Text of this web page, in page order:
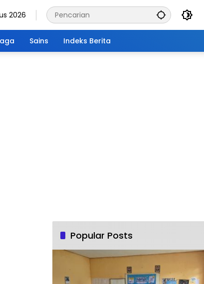
2026
Sains Indeks Berita
Popular Posts